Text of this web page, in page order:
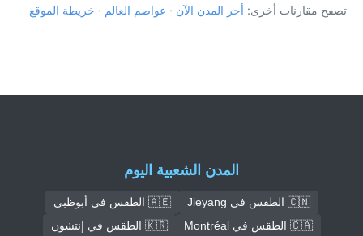
تصفح مقارنات أخرى: أحر المدن الآن · عواصم العالم · خريطة الموقع
المدن الشعبية اليوم
🇨🇳 الطقس في Jieyang
🇦🇪 الطقس في أبوظبي
🇨🇦 الطقس في Montréal
🇰🇷 الطقس في إنتشون